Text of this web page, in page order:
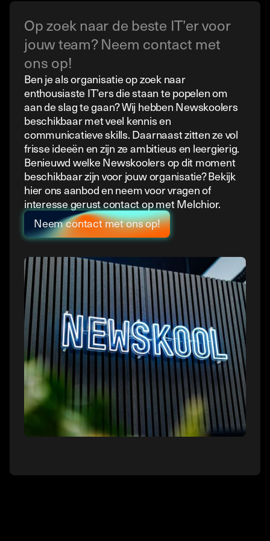
Op zoek naar de beste IT’er voor
jouw team? Neem contact met
ons op!
Ben je als organisatie op zoek naar
enthousiaste IT’ers die staan te popelen om
aan de slag te gaan? Wij hebben Newskoolers
beschikbaar met veel kennis en
communicatieve skills. Daarnaast zitten ze vol
frisse ideeën en zijn ze ambitieus en leergierig.
Benieuwd welke Newskoolers op dit moment
beschikbaar zijn voor jouw organisatie? Bekijk
hier ons aanbod en neem voor vragen of
interesse gerust contact op met Melchior.
Neem contact met ons op!